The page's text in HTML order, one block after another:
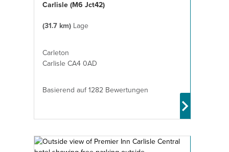
Carlisle (M6 Jct42)
(31.7 km) Lage
Carleton
Carlisle CA4 0AD
Basierend auf 1282 Bewertungen